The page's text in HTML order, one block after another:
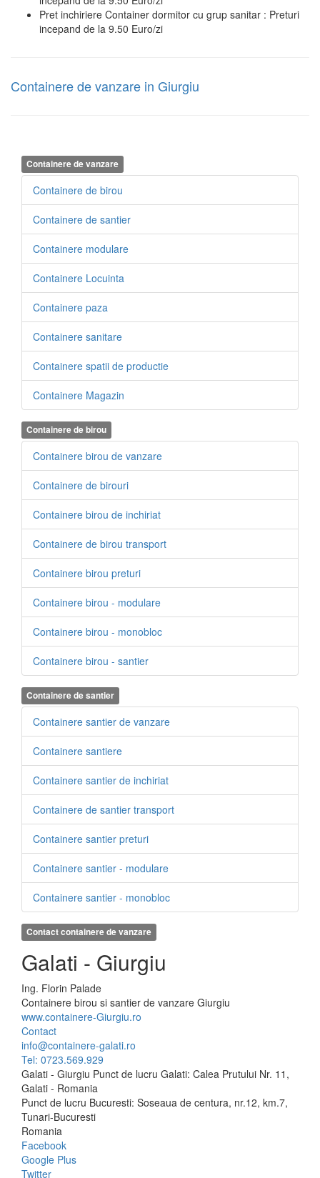
Pret inchiriere Container dormitor cu grup sanitar : Preturi
incepand de la 9.50 Euro/zi
Containere de vanzare in Giurgiu
Containere de vanzare
Containere de birou
Containere de santier
Containere modulare
Containere Locuinta
Containere paza
Containere sanitare
Containere spatii de productie
Containere Magazin
Containere de birou
Containere birou de vanzare
Containere de birouri
Containere birou de inchiriat
Containere de birou transport
Containere birou preturi
Containere birou - modulare
Containere birou - monobloc
Containere birou - santier
Containere de santier
Containere santier de vanzare
Containere santiere
Containere santier de inchiriat
Containere de santier transport
Containere santier preturi
Containere santier - modulare
Containere santier - monobloc
Contact containere de vanzare
Galati - Giurgiu
Ing. Florin Palade
Containere birou si santier de vanzare Giurgiu
www.containere-Giurgiu.ro
Contact
info@containere-galati.ro
Tel: 0723.569.929
Galati - Giurgiu Punct de lucru Galati: Calea Prutului Nr. 11,
Galati - Romania
Punct de lucru Bucuresti: Soseaua de centura, nr.12, km.7,
Tunari-Bucuresti
Romania
Facebook
Google Plus
Twitter